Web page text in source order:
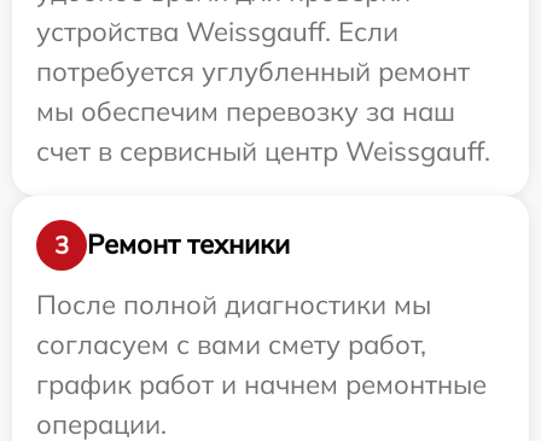
устройства Weissgauff. Если
потребуется углубленный ремонт
мы обеспечим перевозку за наш
счет в сервисный центр Weissgauff.
3
Ремонт техники
После полной диагностики мы
согласуем с вами смету работ,
график работ и начнем ремонтные
операции.